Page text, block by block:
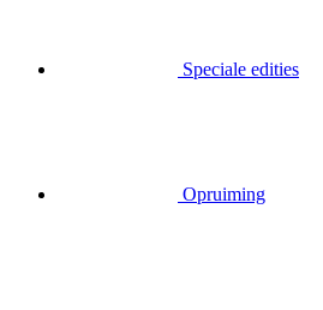
Speciale edities
Opruiming